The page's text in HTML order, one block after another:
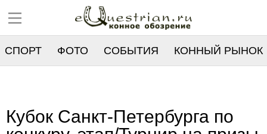
СПОРТ ФОТО СОБЫТИЯ КОННЫЙ РЫНОК
Кубок Санкт-Петербурга по